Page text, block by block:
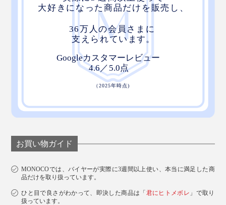
お買い物ガイド
MONOCOでは、バイヤーが実際に3週間以上使い、本当に満足した商
品だけを取り扱っています。
ひと目で良さがわかって、即決した商品は「君にヒトメボレ 」で取り
扱っています。